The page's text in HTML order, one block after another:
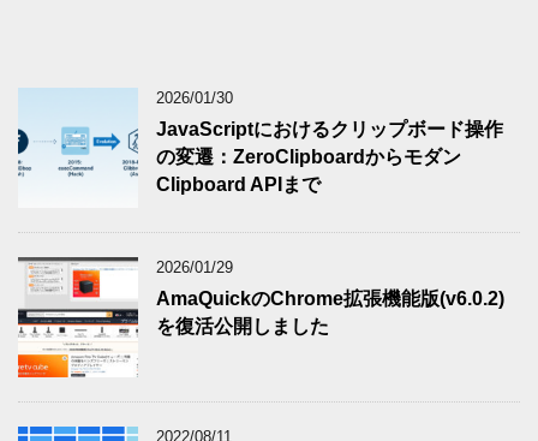
2026/01/30
JavaScriptにおけるクリップボード操作
の変遷：ZeroClipboardからモダン
Clipboard APIまで
2026/01/29
AmaQuickのChrome拡張機能版(v6.0.2)
を復活公開しました
2022/08/11